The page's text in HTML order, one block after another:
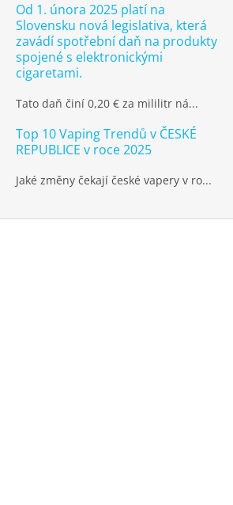
Od 1. února 2025 platí na
Slovensku nová legislativa, která
zavádí spotřební daň na produkty
spojené s elektronickými
cigaretami.
Tato daň činí 0,20 € za mililitr ná...
Top 10 Vaping Trendů v ČESKÉ
REPUBLICE v roce 2025
Jaké změny čekají české vapery v ro...